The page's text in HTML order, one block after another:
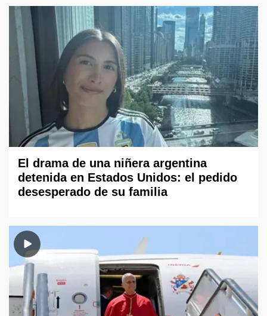
El drama de una niñera argentina
detenida en Estados Unidos: el pedido
desesperado de su familia